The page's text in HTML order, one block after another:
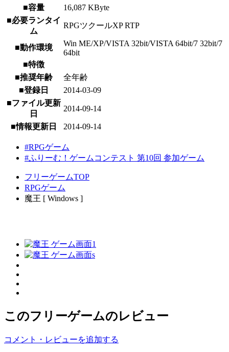
■容量
16,087 KByte
■必要ランタイ
ム
RPGツクールXP RTP
■動作環境
Win ME/XP/VISTA 32bit/VISTA 64bit/7 32bit/7
64bit
■特徴
■推奨年齢
全年齢
■登録日
2014-03-09
■ファイル更新
日
2014-09-14
■情報更新日 2014-09-14
#RPGゲーム
#ふりーむ！ゲームコンテスト 第10回 参加ゲーム
フリーゲームTOP
RPGゲーム
魔王 [ Windows ]
このフリーゲームのレビュー
コメント・レビューを追加する